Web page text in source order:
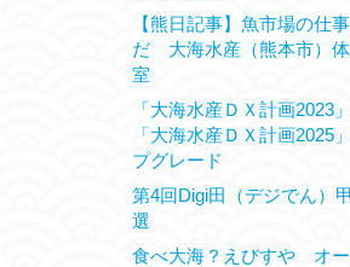
【熊日記事】魚市場の仕
だ 大海水産（熊本市）
室
「大海水産ＤＸ計画2023
「大海水産ＤＸ計画2025
プグレード
第4回Digi田（デジでん）
選
食べ大海？えびすや オ